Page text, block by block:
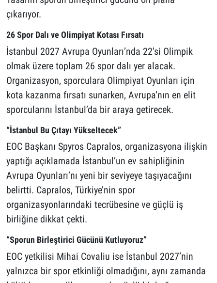
çıkarıyor.
26 Spor Dalı ve Olimpiyat Kotası Fırsatı
İstanbul 2027 Avrupa Oyunları’nda 22’si Olimpik
olmak üzere toplam 26 spor dalı yer alacak.
Organizasyon, sporculara Olimpiyat Oyunları için
kota kazanma fırsatı sunarken, Avrupa’nın en elit
sporcularını İstanbul’da bir araya getirecek.
“İstanbul Bu Çıtayı Yükseltecek”
EOC Başkanı Spyros Capralos, organizasyona ilişkin
yaptığı açıklamada İstanbul’un ev sahipliğinin
Avrupa Oyunları’nı yeni bir seviyeye taşıyacağını
belirtti. Capralos, Türkiye’nin spor
organizasyonlarındaki tecrübesine ve güçlü iş
birliğine dikkat çekti.
“Sporun Birleştirici Gücünü Kutluyoruz”
EOC yetkilisi Mihai Covaliu ise İstanbul 2027’nin
yalnızca bir spor etkinliği olmadığını, aynı zamanda